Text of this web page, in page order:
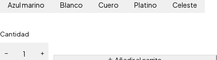
Azul marino Blanco Cuero Platino Celeste
Cantidad